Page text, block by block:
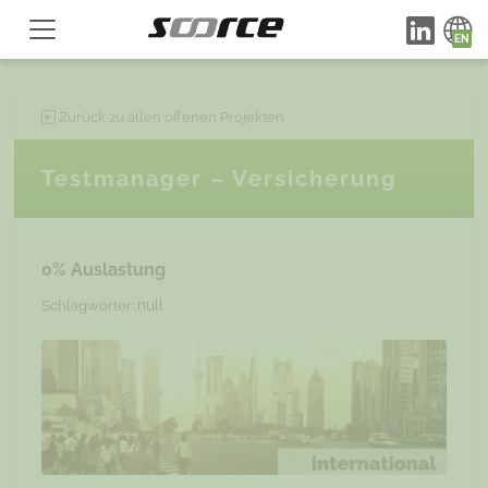
Zurück zu allen offenen Projekten
Testmanager – Versicherung
0% Auslastung
Schlagwörter: null